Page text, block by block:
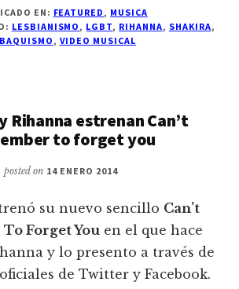
EN: FEATURED , MUSICA
LESBIANISMO , LGBT, RIHANNA, SHAKIRA,
, VIDEO MUSICAL
Rihanna estrenan Can’t
to forget you
posted on 14 ENERO 2014
su nuevo sencillo Can’t
Forget You en el que hace
y lo presento a través de
de Twitter y Facebook.